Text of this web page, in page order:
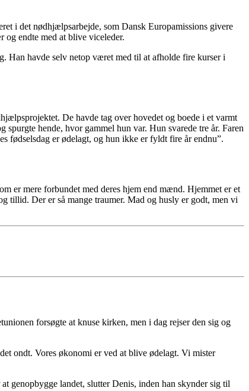
i det nødhjælpsarbejde, som Dansk Europamissions givere
og endte med at blive viceleder.
Han havde selv netop været med til at afholde fire kurser i
De havde tag over hovedet og boede i et varmt
hende, hvor gammel hun var. Hun svarede tre år. Faren
fødselsdag er ødelagt, og hun ikke er fyldt fire år endnu”.
er mere forbundet med deres hjem end mænd. Hjemmet er et
tillid. Der er så mange traumer. Mad og husly er godt, men vi
forsøgte at knuse kirken, men i dag rejser den sig og
ondt. Vores økonomi er ved at blive ødelagt. Vi mister
genopbygge landet, slutter Denis, inden han skynder sig til